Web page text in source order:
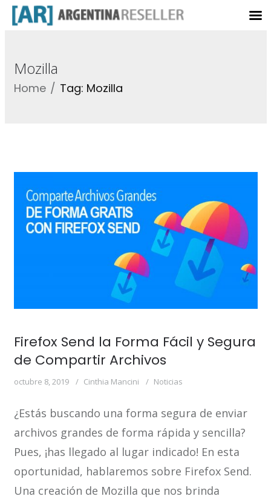
Mozilla
Home Tag: Mozilla
Firefox Send la Forma Fácil y Segura
de Compartir Archivos
octubre 8, 2019 Cinthia Mancini Noticias
¿Estás buscando una forma segura de enviar
archivos grandes de forma rápida y sencilla?
Pues, ¡has llegado al lugar indicado! En esta
oportunidad, hablaremos sobre Firefox Send.
Una creación de Mozilla que nos brinda